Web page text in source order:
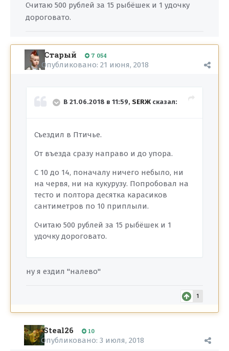
Считаю 500 рублей за 15 рыбёшек и 1 удочку
дороговато.
Старый 7 054
Опубликовано: 21 июня, 2018
В 21.06.2018 в 11:59, SERЖ сказал:
Съездил в Птичье.
От въезда сразу направо и до упора.
С 10 до 14, поначалу ничего небыло, ни
на червя, ни на кукурузу. Попробовал на
тесто и полтора десятка карасиков
сантиметров по 10 приплыли.
Считаю 500 рублей за 15 рыбёшек и 1
удочку дороговато.
ну я ездил "налево"
1
Steal26 10
Опубликовано: 3 июля, 2018